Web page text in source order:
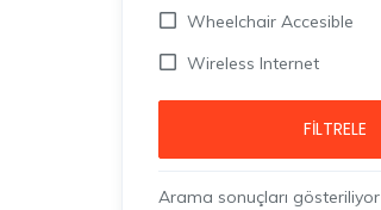
Wheelchair Accesible
Wireless Internet
FILTRELE
Arama sonuçları gösteriliyor